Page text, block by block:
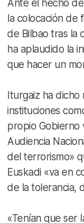
Ante el hecho
la colocación de
de Bilbao tras la
ha aplaudido la
que hacer un
Iturgaiz ha
instituciones
propio Gobierno
Audiencia
del terrorismo»
Euskadi «va en
de la tolerancia,
«Tenían que ser